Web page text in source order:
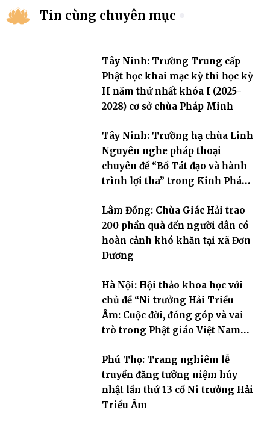
Tin cùng chuyên mục
Tây Ninh: Trường Trung cấp
Phật học khai mạc kỳ thi học kỳ
II năm thứ nhất khóa I (2025-
2028) cơ sở chùa Pháp Minh
Tây Ninh: Trường hạ chùa Linh
Nguyên nghe pháp thoại
chuyên đề “Bồ Tát đạo và hành
trình lợi tha” trong Kinh Pháp
Lâm Đồng: Chùa Giác Hải trao
200 phần quà đến người dân có
hoàn cảnh khó khăn tại xã Đơn
Dương
Hà Nội: Hội thảo khoa học với
chủ đề “Ni trưởng Hải Triều
Âm: Cuộc đời, đóng góp và vai
trò trong Phật giáo Việt Nam
Phú Thọ: Trang nghiêm lễ
truyền đăng tưởng niệm húy
nhật lần thứ 13 cố Ni trưởng Hải
Triều Âm